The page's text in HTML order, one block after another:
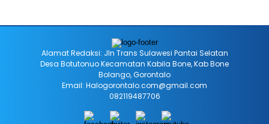
Alamat Redaksi: Jln Trans Sulawesi Pantai Selatan
Desa Botutonuo Kecamatan Kabila Bone, Kab Bone
Bolango, Gorontalo
Email: Halogorontalo.com@gmail.com
082119487706